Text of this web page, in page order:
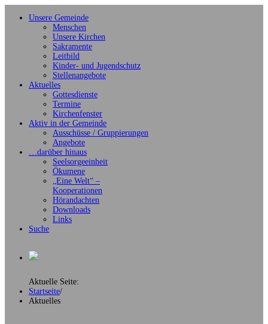
Unsere Gemeinde
Menschen
Unsere Kirchen
Sakramente
Leitbild
Kinder- und Jugendschutz
Stellenangebote
Aktuelles
Gottesdienste
Termine
Kirchenfenster
Aktiv in der Gemeinde
Ausschüsse / Gruppierungen
Angebote
…darüber hinaus
Seelsorgeeinheit
Ökumene
„Eine Welt“ –
Kooperationen
Hörandachten
Downloads
Links
Suche
Aktuelle Seite:
Startseite/
Aktuelles